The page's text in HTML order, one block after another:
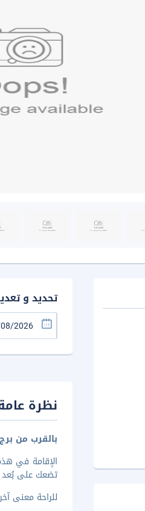
تحديد و
نظرة
بالقرب من
تضعك على بُعد ١٫٤ كم من دبي مول و٤٫٢ كم من مركز التجارة العالمي
للراحة معنى